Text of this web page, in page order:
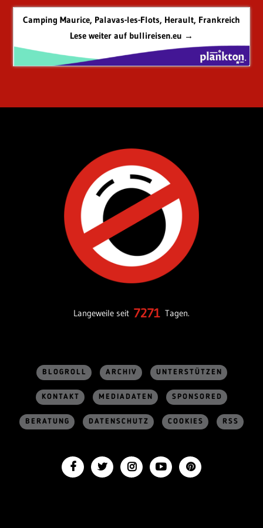
Camping Maurice, Palavas-les-Flots, Herault, Frankreich
Lese weiter auf bullireisen.eu →
Langeweile seit 7271 Tagen.
BLOGROLL ARCHIV UNTERSTÜTZEN
KONTAKT MEDIADATEN SPONSORED
BERATUNG DATENSCHUTZ COOKIES RSS